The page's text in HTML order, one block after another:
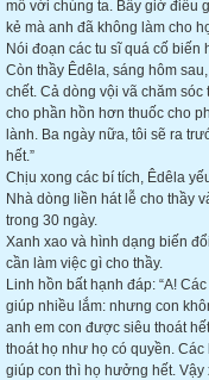
mồ với chúng ta. Bấy giờ điều
kẻ mà anh đã không làm cho
Nói đoạn các tu sĩ quá cố biến
Còn thầy Êdêla, sáng hôm
chết. Cả dòng vội vã chăm sóc
cho phần hồn hơn thuốc cho
lành. Ba ngày nữa, tôi sẽ ra
hết.”
Chịu xong các bí tích, Êdêla
Nhà dòng liền hát lễ cho thầy
trong 30 ngày.
Xanh xao và hình dạng biến
cần làm việc gì cho thầy.
Linh hồn bất hạnh đáp: “A!
giúp nhiều lắm: nhưng con
anh em con được siêu thoát
thoát họ như họ có quyền.
giúp con thì họ hưởng hết.